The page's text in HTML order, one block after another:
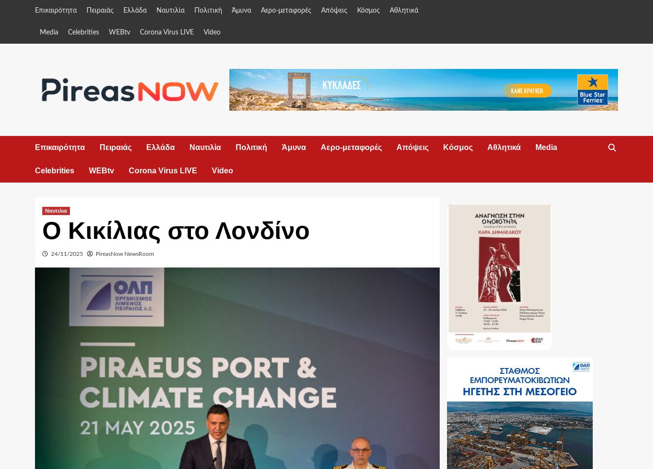
Επικαιρότητα Πειραιάς Ελλάδα Ναυτιλία Πολιτική Άμυνα Αερο-μεταφορές Απόψεις Κόσμος Αθλητικά
Media Celebrities WEBtv Corona Virus LIVE Video
Επικαιρότητα Πειραιάς Ελλάδα Ναυτιλία Πολιτική Άμυνα Αερο-μεταφορές Απόψεις Κόσμος Αθλητικά Media
Celebrities WEBtv Corona Virus LIVE Video
Ναυτιλια
Ο Κικίλιας στο Λονδίνο
24/11/2025 PireasNow NewsRoom